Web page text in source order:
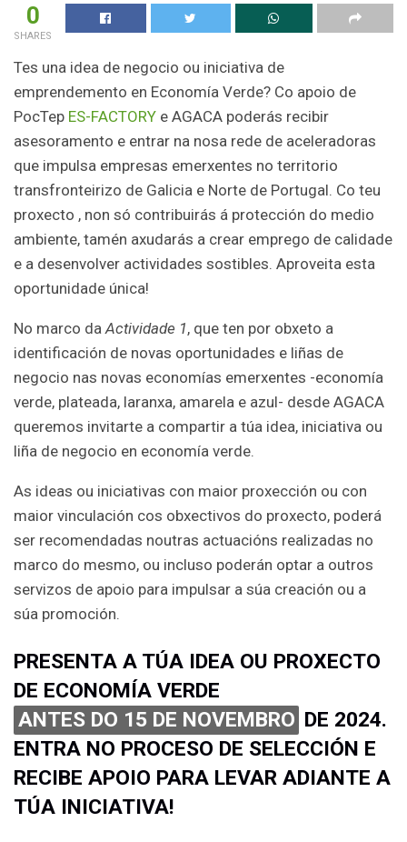
0
SHARES
Tes una idea de negocio ou iniciativa de
emprendemento en Economía Verde? Co apoio de
PocTep ES-FACTORY e AGACA poderás recibir
asesoramento e entrar na nosa rede de aceleradoras
que impulsa empresas emerxentes no territorio
transfronteirizo de Galicia e Norte de Portugal. Co teu
proxecto , non só contribuirás á protección do medio
ambiente, tamén axudarás a crear emprego de calidade
e a desenvolver actividades sostibles. Aproveita esta
oportunidade única!
No marco da Actividade 1, que ten por obxeto a
identificación de novas oportunidades e liñas de
negocio nas novas economías emerxentes -economía
verde, plateada, laranxa, amarela e azul- desde AGACA
queremos invitarte a compartir a túa idea, iniciativa ou
liña de negocio en economía verde.
As ideas ou iniciativas con maior proxección ou con
maior vinculación cos obxectivos do proxecto, poderá
ser recomendadas noutras actuacións realizadas no
marco do mesmo, ou incluso poderán optar a outros
servizos de apoio para impulsar a súa creación ou a
súa promoción.
PRESENTA A TÚA IDEA OU PROXECTO
DE ECONOMÍA VERDE
ANTES DO 15 DE NOVEMBRO DE 2024.
ENTRA NO PROCESO DE SELECCIÓN E
RECIBE APOIO PARA LEVAR ADIANTE A
TÚA INICIATIVA!